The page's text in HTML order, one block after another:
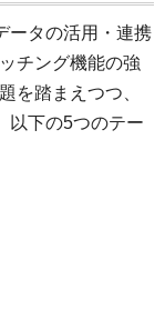
ータの活用・連携
チング機能の強
を踏まえつつ、
以下の5つのテー